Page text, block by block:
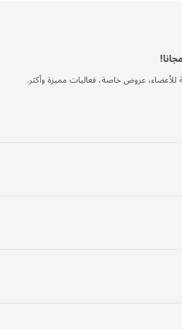
عروض خاصة، فعاليات مميزة وأكثر.